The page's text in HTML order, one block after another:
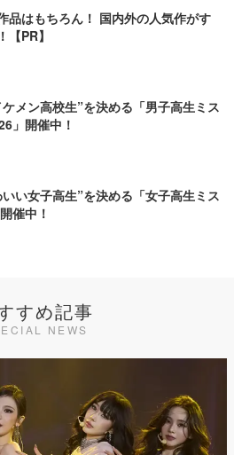
品はもちろん！ 国内外の人気作がす
【PR】
メン高校生”を決める「男子高生ミス
」開催中！
い女子高生”を決める「女子高生ミス
催中！
すめ記事
NEWS